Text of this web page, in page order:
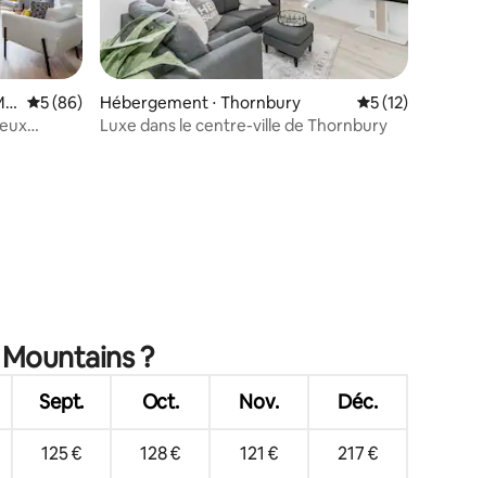
: 4,87 sur 5
Évaluation moyenne sur la base de 86 commentaires : 5 sur 5
5 (86)
Hébergement ⋅ Thornbury Évaluation
5 (12)
Luxe dans le centre-ville de Thornbury
?
Sept. Oct. Nov. Déc.
125 € 128 € 121 € 217 €